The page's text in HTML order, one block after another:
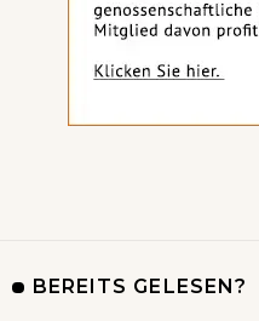
BEREITS GELESEN?